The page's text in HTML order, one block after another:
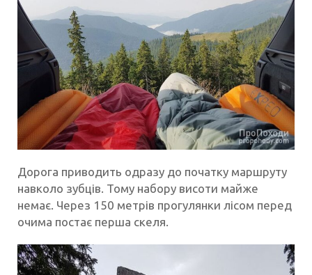
Дорога приводить одразу до початку маршруту
навколо зубців. Тому набору висоти майже
немає. Через 150 метрів прогулянки лісом перед
очима постає перша скеля.